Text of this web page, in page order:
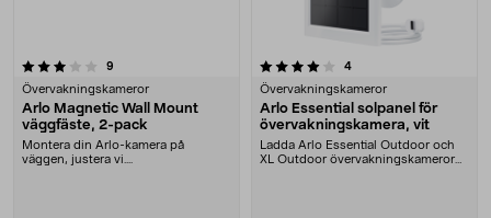
9
Övervakningskameror
Arlo Magnetic Wall Mount
väggfäste, 2-pack
Montera din Arlo-kamera på
väggen, justera vi....
4.0 av 5 stjärnor 4recensioner
Övervakningskameror
Arlo Essential solpanel för
övervakningskamera, vit
Ladda Arlo Essential Outdoor och
XL Outdoor övervakningskameror